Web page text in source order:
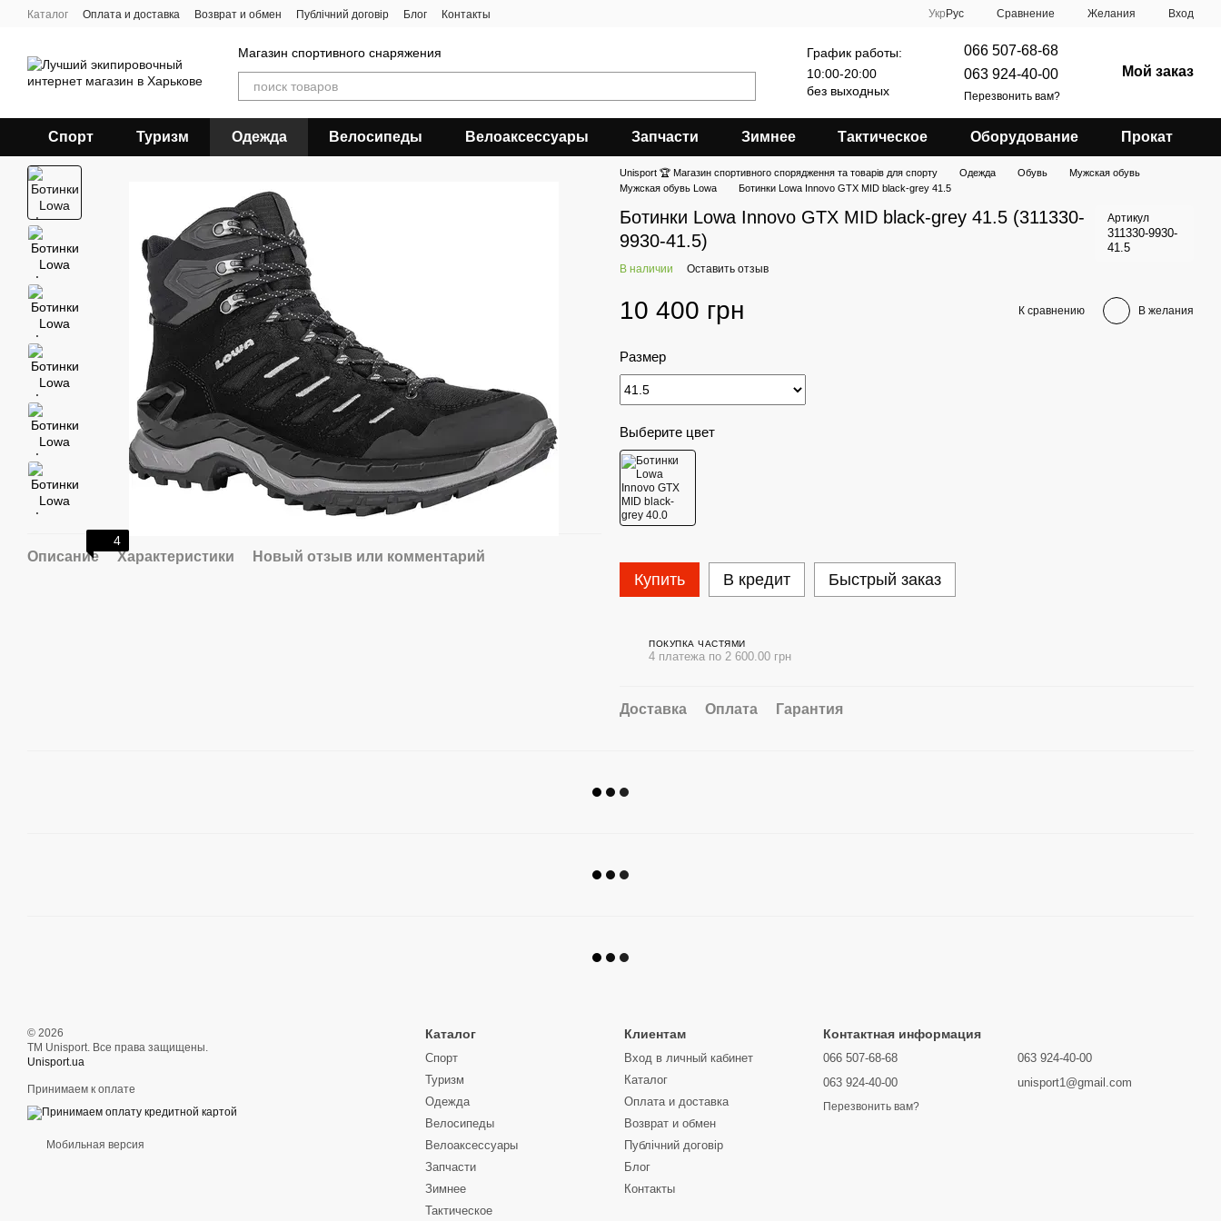
Перейти к основному контенту
Каталог Оплата и доставка Возврат и обмен Публічний договір Блог Контакты Укр Рус Сравнение Желания Вход
Магазин спортивного снаряжения
График работы:
10:00-20:00
без выходных
066 507-68-68
063 924-40-00
Перезвонить вам?
Мой заказ
Спорт Туризм Одежда Велосипеды Велоаксессуары Запчасти Зимнее Тактическое Оборудование Прокат
4
Описание Характеристики Новый отзыв или комментарий
Unisport 🏆 Магазин спортивного спорядження та товарів для спорту Одежда Обувь
Мужская обувь
Мужская обувь Lowa
Ботинки Lowa Innovo GTX MID black-grey 41.5
Ботинки Lowa Innovo GTX MID black-grey 41.5 (311330-
9930-41.5)
Артикул
311330-9930-
41.5
В наличии Оставить отзыв
10 400 грн К сравнению В желания
Размер
Выберите цвет
Купить В кредит Быстрый заказ
ПОКУПКА ЧАСТЯМИ
4 платежа по 2 600.00 грн
Доставка Оплата Гарантия
© 2026
ТМ Unisport. Все права защищены.
Unisport.ua
Принимаем к оплате
Мобильная версия
Каталог
Спорт
Туризм
Одежда
Велосипеды
Велоаксессуары
Запчасти
Зимнее
Тактическое
Клиентам
Вход в личный кабинет
Каталог
Оплата и доставка
Возврат и обмен
Публічний договір
Блог
Контакты
Контактная информация
066 507-68-68
063 924-40-00
Перезвонить вам?
063 924-40-00
unisport1@gmail.com